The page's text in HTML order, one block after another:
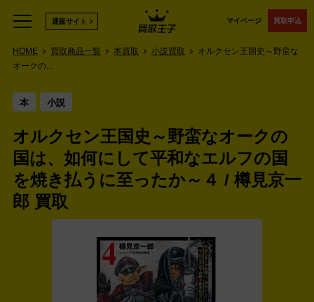
マイページ 買取申込
通販サイト
HOME 買取商品一覧 本買取 小説買取
オルクセン王国史～野蛮な
オークの...
本 小説
オルクセン王国史～野蛮なオークの
国は、如何にして平和なエルフの国
を焼き払うに至ったか～４ / 樽見京一
郎 買取